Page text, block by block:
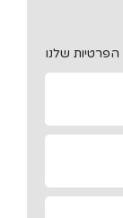
שלנו